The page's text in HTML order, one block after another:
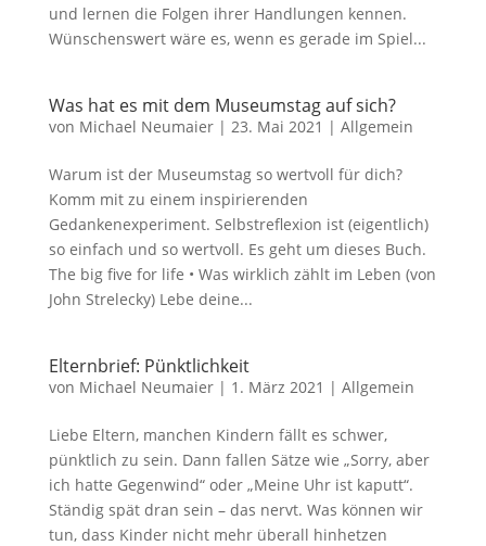
und lernen die Folgen ihrer Handlungen kennen.
Wünschenswert wäre es, wenn es gerade im Spiel...
Was hat es mit dem Museumstag auf sich?
von Michael Neumaier| 23. Mai 2021 | Allgemein
Warum ist der Museumstag so wertvoll für dich?
Komm mit zu einem inspirierenden
Gedankenexperiment. Selbstreflexion ist (eigentlich)
so einfach und so wertvoll. Es geht um dieses Buch.
The big five for life • Was wirklich zählt im Leben (von
John Strelecky) Lebe deine...
Elternbrief: Pünktlichkeit
von Michael Neumaier| 1. März 2021 | Allgemein
Liebe Eltern, manchen Kindern fällt es schwer,
pünktlich zu sein. Dann fallen Sätze wie „Sorry, aber
ich hatte Gegenwind“ oder „Meine Uhr ist kaputt“.
Ständig spät dran sein – das nervt. Was können wir
tun, dass Kinder nicht mehr überall hinhetzen